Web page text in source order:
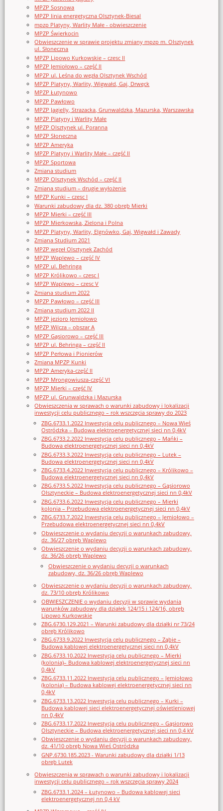
MPZP Sosnowa
MPZP linia energetyczna Olsztynek-Biesal
mpzp Platyny, Warlity Małe - obwieszczenie
MPZP Świerkocin
Obwieszczenie w sprawie projektu zmiany mpzp m. Olsztynek
ul. Słoneczna
MPZP Lipowo Kurkowskie – czesc II
MPZP Jemiołowo – część II
MPZP ul. Leśna do węzła Olsztynek Wschód
MPZP Platyny, Warlity, Wigwałd, Gaj, Drwęck
MPZP Łutynowo
MPZP Pawłowo
MPZP Jagielly, Strazacka, Grunwaldzka, Mazurska, Warszawska
MPZP Platyny i Warlity Małe
MPZP Olsztynek ul. Poranna
MPZP Słoneczna
MPZP Ameryka
MPZP Platyny i Warlity Małe – część II
MPZP Sportowa
Zmiana studium
MPZP Olsztynek Wschód – część II
Zmiana studium – drugie wyłożenie
MPZP Kunki – czesc I
Warunki zabudowy dla dz. 380 obręb Mierki
MPZP Mierki – część III
MPZP Mierkowska, Zielona i Polna
MPZP Platyny, Warlity, Elgnówko, Gaj, Wigwałd i Zawady
Zmiana Studium 2021
MPZP węzeł Olsztynek Zachód
MPZP Waplewo – część IV
MPZP ul. Behringa
MPZP Królikowo – czesc I
MPZP Waplewo – czesc V
Zmiana studium 2022
MPZP Pawłowo – część III
Zmiana studium 2022 II
MPZP jezioro Jemiołowo
MPZP Wilcza – obszar A
MPZP Gąsiorowo – część III
MPZP ul. Behringa – część II
MPZP Perłowa i Pionierów
Zmiana MPZP Kunki
MPZP Ameryka-część II
MPZP Mrongowiusza-część VI
MPZP Mierki – część IV
MPZP ul. Grunwaldzka i Mazurska
Obwieszczenia w sprawach o warunki zabudowy i lokalizacji
inwestycji celu publicznego – rok wszczęcia sprawy do 2023
ZBG.6733.1.2022 Inwestycja celu publicznego – Nowa Wieś
Ostródzka – Budowa elektroenergetycznej sieci nn 0,4kV
ZBG.6733.2.2022 Inwestycja celu publicznego – Mańki –
Budowa elektroenergetycznej sieci nn 0,4kV
ZBG.6733.3.2022 Inwestycja celu publicznego – Lutek –
Budowa elektroenergetycznej sieci nn 0,4kV
ZBG.6733.4.2022 Inwestycja celu publicznego – Królikowo –
Budowa elektroenergetycznej sieci nn 0,4kV
ZBG.6733.5.2022 Inwestycja celu publicznego – Gąsiorowo
Olsztyneckie – Budowa elektroenergetycznej sieci nn 0,4kV
ZBG.6733.6.2022 Inwestycja celu publicznego – Mierki
kolonia – Przebudowa elektroenergetycznej sieci nn 0,4kV
ZBG.6733.7.2022 Inwestycja celu publicznego – Jemiołowo –
Przebudowa elektroenergetycznej sieci nn 0,4kV
Obwieszczenie o wydaniu decyzji o warunkach zabudowy,
dz. 36/27 obręb Waplewo
Obwieszczenie o wydaniu decyzji o warunkach zabudowy,
dz. 36/26 obręb Waplewo
Obwieszczenie o wydaniu decyzji o warunkach
zabudowy, dz. 36/26 obręb Waplewo
Obwieszczenie o wydaniu decyzji o warunkach zabudowy,
dz. 73/10 obręb Królikowo
OBWIESZCZENIE o wydaniu decyzji w sprawie wydania
warunków zabudowy dla działek 124/15 i 124/16, obręb
Lipowo Kurkowskie
ZBG.6730.129.2021 – Warunki zabudowy dla działki nr 73/24
obręb Królikowo
ZBG.6733.9.2022 Inwestycja celu publicznego – Ząbie –
Budowa kablowej elektroenergetycznej sieci nn 0,4kV
ZBG.6733.10.2022 Inwestycja celu publicznego – Mierki
(kolonia)– Budowa kablowej elektroenergetycznej sieci nn
0,4kV
ZBG.6733.11.2022 Inwestycja celu publicznego – Jemiołowo
(kolonia) – Budowa kablowej elektroenergetycznej sieci nn
0,4kV
ZBG.6733.13.2022 Inwestycja celu publicznego – Kurki –
Budowa kablowej sieci elektroenergetycznej oświetleniowej
nn 0,4kV
ZBG.6733.17.2022 Inwestycja celu publicznego – Gąsiorowo
Olsztyneckie – Budowa elektroenergetycznej sieci nn 0,4 kV
Obwieszczenie o wydaniu decyzji o warunkach zabudowy,
dz. 41/10 obręb Nowa Wieś Ostródzka
GNP.6730.185.2023 - Warunki zabudowy dla działki 1/13
obręb Lutek
Obwieszczenia w sprawach o warunki zabudowy i lokalizacji
inwestycji celu publicznego – rok wszczęcia sprawy 2024
ZBG.6733.1.2024 – Łutynowo – Budowa kablowej sieci
elektroenergetycznej nn 0,4 kV